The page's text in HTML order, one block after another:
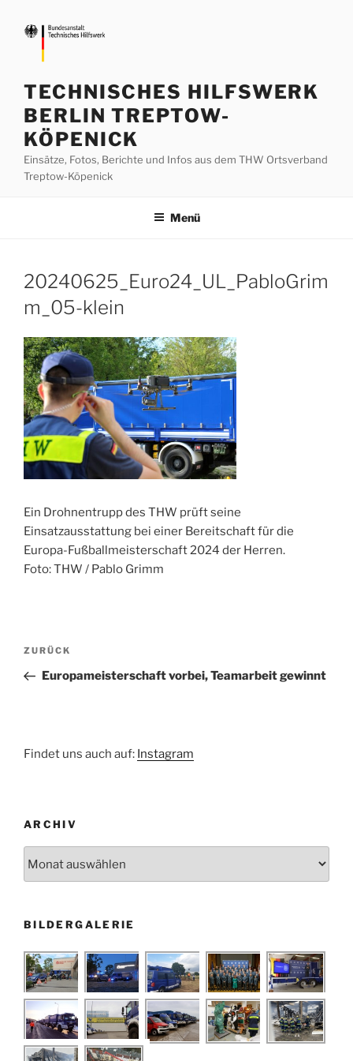
Inhalt
springen
TECHNISCHES HILFSWERK
BERLIN TREPTOW-
KÖPENICK
Einsätze, Fotos, Berichte und Infos aus dem THW Ortsverband
Treptow-Köpenick
Menü
20240625_Euro24_UL_PabloGrim
m_05-klein
Ein Drohnentrupp des THW prüft seine
Einsatzausstattung bei einer Bereitschaft für die
Europa-Fußballmeisterschaft 2024 der Herren.
Foto: THW / Pablo Grimm
Beitragsnavigation
Vorheriger
Beitrag
ZURÜCK
Europameisterschaft vorbei, Teamarbeit gewinnt
Findet uns auch auf: Instagram
ARCHIV
BILDERGALERIE